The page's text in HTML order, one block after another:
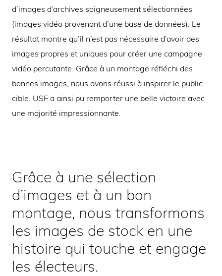
d’images d’archives soigneusement sélectionnées
(images vidéo provenant d’une base de données). Le
résultat montre qu’il n’est pas nécessaire d’avoir des
images propres et uniques pour créer une campagne
vidéo percutante. Grâce à un montage réfléchi des
bonnes images, nous avons réussi à inspirer le public
cible. USF a ainsi pu remporter une belle victoire avec
une majorité impressionnante.
Grâce à une sélection
d’images et à un bon
montage, nous transformons
les images de stock en une
histoire qui touche et engage
les électeurs.